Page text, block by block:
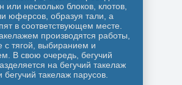
или несколько блоков, клотов,
юферсов, образуя тали, а
в соответствующем месте.
производятся работы,
с тягой, выбиранием и
В свою очередь, бегучий
на бегучий такелаж
бегучий такелаж парусов.